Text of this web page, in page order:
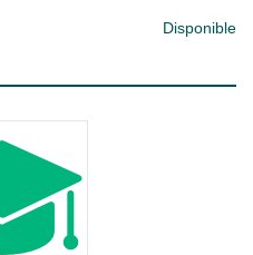
Disponible